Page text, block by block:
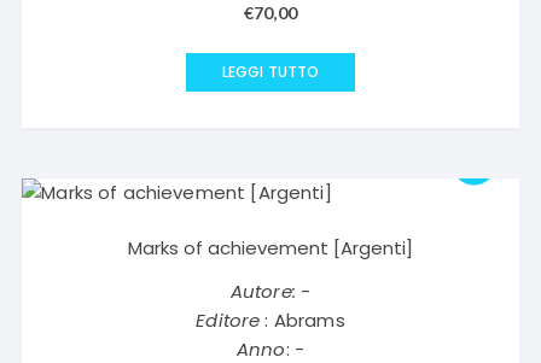
€70,00
LEGGI TUTTO
Marks of achievement [Argenti]
Autore: -
Editore: Abrams
Anno: -